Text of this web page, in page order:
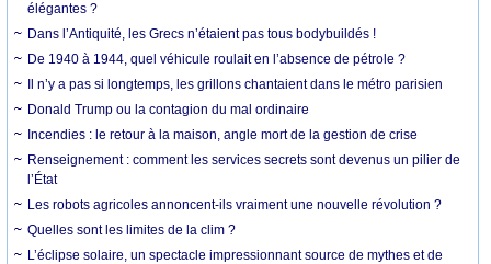
élégantes ?
Dans l’Antiquité, les Grecs n’étaient pas tous bodybuildés !
De 1940 à 1944, quel véhicule roulait en l’absence de pétrole ?
Il n’y a pas si longtemps, les grillons chantaient dans le métro parisien
Donald Trump ou la contagion du mal ordinaire
Incendies : le retour à la maison, angle mort de la gestion de crise
Renseignement : comment les services secrets sont devenus un pilier de
l’État
Les robots agricoles annoncent-ils vraiment une nouvelle révolution ?
Quelles sont les limites de la clim ?
L’éclipse solaire, un spectacle impressionnant source de mythes et de